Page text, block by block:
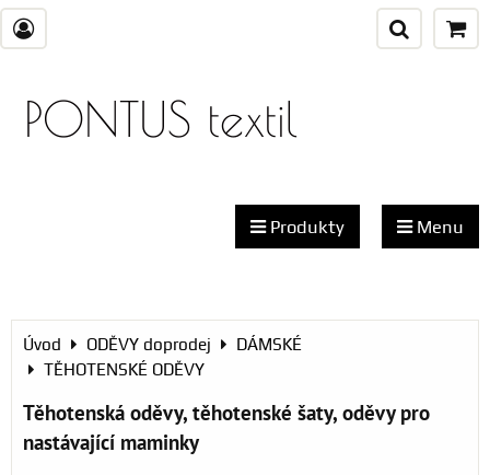
PONTUS textil
Produkty Menu
Úvod ODĚVY doprodej
DÁMSKÉ
TĚHOTENSKÉ ODĚVY
Těhotenská oděvy, těhotenské šaty, oděvy pro
nastávající maminky